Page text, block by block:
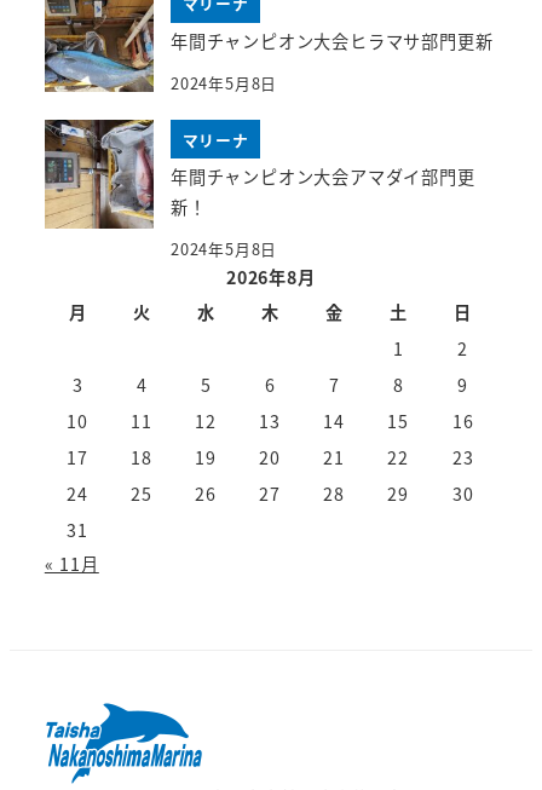
年間チャンピオン大会ヒラマサ部門更新
2024年5月8日
マリーナ
年間チャンピオン大会アマダイ部門更
新！
2024年5月8日
2026年8月
月
火 水 木 金 土
日
1
2
3
4 5 6 7 8
9
10
11 12 13 14 15
16
17
18 19 20 21 22
23
24
25 26 27 28 29
30
31
« 11月